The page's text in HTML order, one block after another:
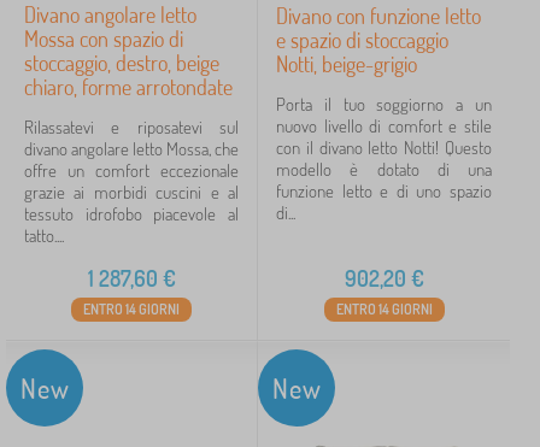
Divano angolare letto
Mossa con spazio di
stoccaggio, destro, beige
chiaro, forme arrotondate
Rilassatevi e riposatevi sul
divano angolare letto Mossa, che
offre un comfort eccezionale
grazie ai morbidi cuscini e al
tessuto idrofobo piacevole al
tatto....
1 287,60 €
ENTRO 14 GIORNI
Divano con funzione letto
e spazio di stoccaggio
Notti, beige-grigio
Porta il tuo soggiorno a un
nuovo livello di comfort e stile
con il divano letto Notti! Questo
modello è dotato di una
funzione letto e di uno spazio
di...
902,20 €
ENTRO 14 GIORNI
New New